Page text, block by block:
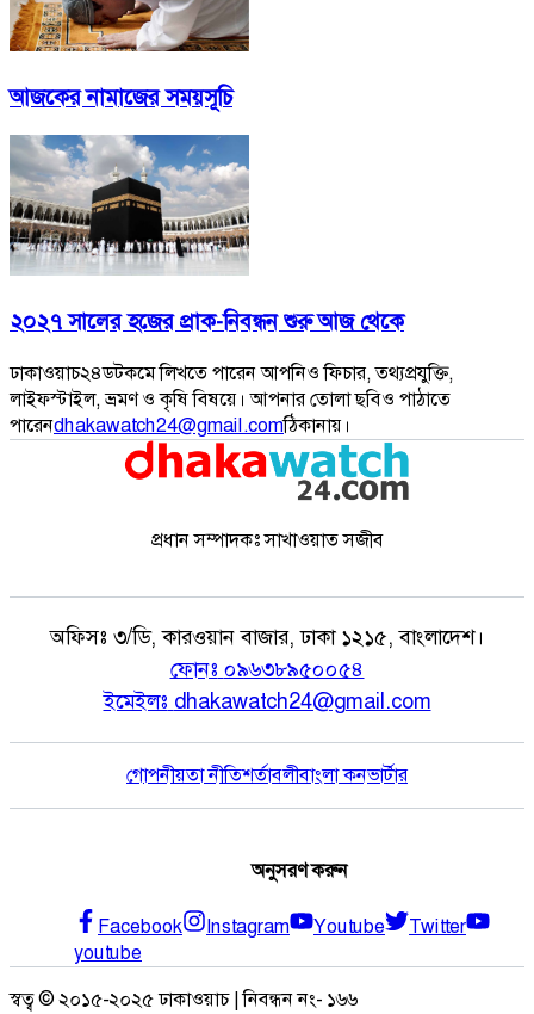
আজকের নামাজের সময়সূচি
২০২৭ সালের হজের প্রাক-নিবন্ধন শুরু আজ থেকে
ঢাকাওয়াচ২৪ডটকমে লিখতে পারেন আপনিও ফিচার, তথ্যপ্রযুক্তি,
লাইফস্টাইল, ভ্রমণ ও কৃষি বিষয়ে। আপনার তোলা ছবিও পাঠাতে
পারেনdhakawatch24@gmail.comঠিকানায়।
প্রধান সম্পাদকঃ সাখাওয়াত সজীব
অফিসঃ ৩/ডি, কারওয়ান বাজার, ঢাকা ১২১৫, বাংলাদেশ।
ফোনঃ ০৯৬৩৮৯৫০০৫৪
ইমেইলঃ dhakawatch24@gmail.com
গোপনীয়তা নীতিশর্তাবলীবাংলা কনভার্টার
অনুসরণ করুন
Facebook Instagram Youtube
Twitter
youtube
স্বত্ব © ২০১৫-২০২৫ ঢাকাওয়াচ | নিবন্ধন নং- ১৬৬